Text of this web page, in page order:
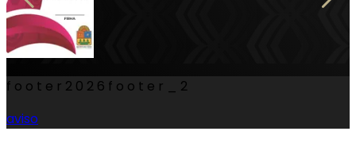
footer 2026 footer_2
aviso